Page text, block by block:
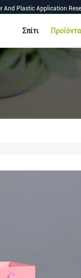
And Plastic Application
Σπίτι Προϊόντα